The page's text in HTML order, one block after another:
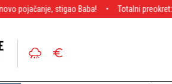
stigao Baba! Totalni preokret: Povratak